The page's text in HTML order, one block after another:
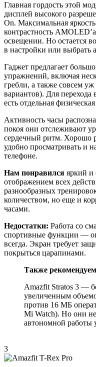
Главная гордость этой
дисплей высокого
On. Максимальная
контрастность
освещении. Но остается
в настройки или выбрать
Гаджет предлагает
упражнений, включая
гребли, а также совсем
вариантов). Для
есть отдельная
Активность часы
покоя они отслеживают
сердечный ритм. Хорошо
удобно просматривать и
телефоне.
Нам понравился яркий и
отображением всех
разнообразных
количеством, но еще и
часами.
Недостатки: Работа со
спортивные функции —
всегда. Экран требует
покрыться царапинами.
Также
Amazfit Stratos 3 —
увеличенным
против 16 МБ
Mi Watch). Но они
автономной работы
3